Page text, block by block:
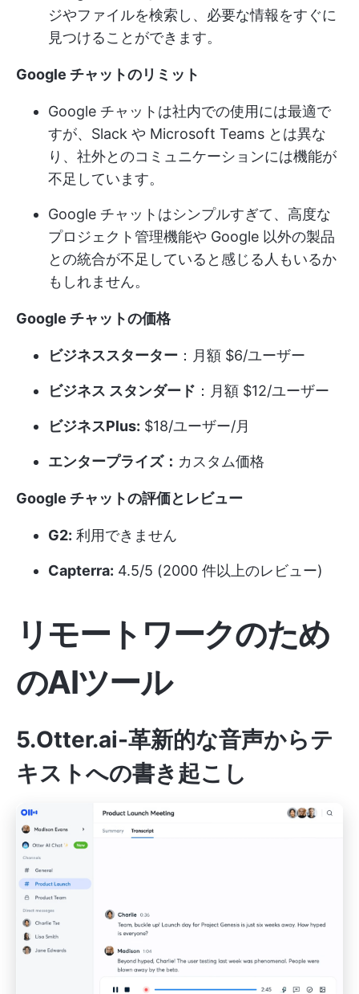
ジやファイルを検索し、必要な情報をすぐに
見つけることができます。
Google チャットのリミット
Google チャットは社内での使用には最適で
すが、Slack や Microsoft Teams とは異な
り、社外とのコミュニケーションには機能が
不足しています。
Google チャットはシンプルすぎて、高度な
プロジェクト管理機能や Google 以外の製品
との統合が不足していると感じる人もいるか
もしれません。
Google チャットの価格
ビジネススターター ：月額 $6/ユーザー
ビジネス スタンダード ：月額 $12/ユーザー
ビジネスPlus: $18/ユーザー/月
エンタープライズ： カスタム価格
Google チャットの評価とレビュー
G2: 利用できません
Capterra: 4.5/5 (2000 件以上のレビュー)
リモートワークのため
のAIツール
5.Otter.ai-革新的な音声からテ
キストへの書き起こし